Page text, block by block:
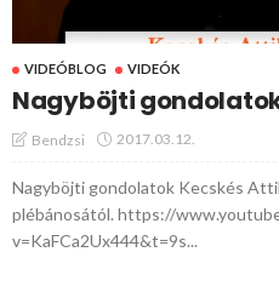
VIDEÓBLOG VIDEÓK
Nagyböjti
Bendzsi 2017.03.12.
Nagyböjti gondolatok Kecskés
plébánosától. https://
v=KaFCa2Ux444&t=9s...